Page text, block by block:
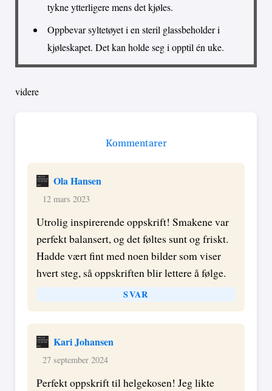
tykne ytterligere mens det kjøles.
Oppbevar syltetøyet i en steril glassbeholder i
kjøleskapet. Det kan holde seg i opptil én uke.
videre
Kommentarer
Ola Hansen
12 mars 2023
Utrolig inspirerende oppskrift! Smakene var
perfekt balansert, og det føltes sunt og friskt.
Hadde vært fint med noen bilder som viser
hvert steg, så oppskriften blir lettere å følge.
SVAR
Kari Johansen
27 september 2024
Perfekt oppskrift til helgekosen! Jeg likte